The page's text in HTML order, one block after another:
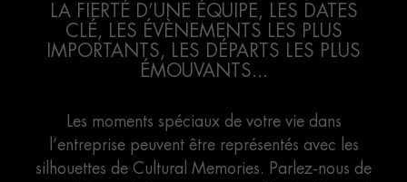
LA FIERTÉ D’UNE ÉQUIPE, LES DATES
CLÉ, LES ÉVÈNEMENTS LES PLUS
IMPORTANTS, LES DÉPARTS LES PLUS
ÉMOUVANTS...
Les moments spéciaux de votre vie dans
l’entreprise peuvent être représentés avec les
silhouettes de Cultural Memories. Parlez-nous de